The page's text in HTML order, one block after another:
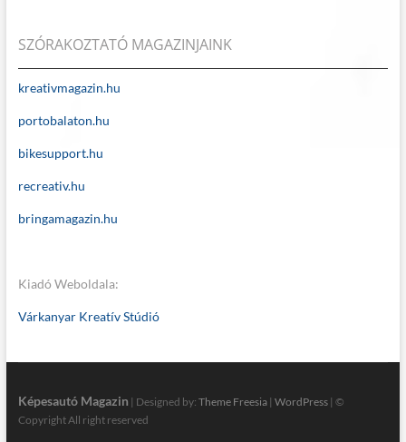
SZÓRAKOZTATÓ MAGAZINJAINK
kreativmagazin.hu
portobalaton.hu
bikesupport.hu
recreativ.hu
bringamagazin.hu
Kiadó Weboldala:
Várkanyar Kreatív Stúdió
Képesautó Magazin | Designed by: Theme Freesia| WordPress| ©
Copyright All right reserved